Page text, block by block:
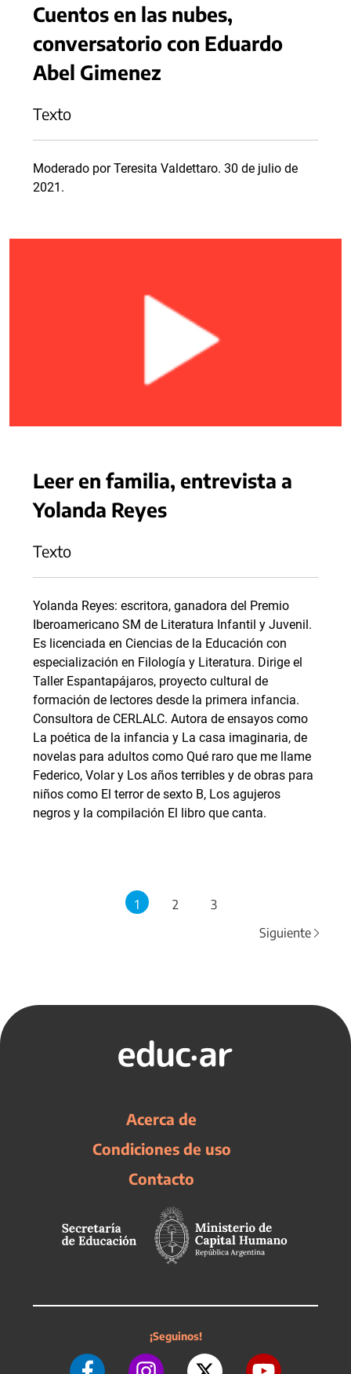
Cuentos en las nubes,
conversatorio con Eduardo
Abel Gimenez
Texto
Moderado por Teresita Valdettaro. 30 de julio de
2021.
Leer en familia, entrevista a
Yolanda Reyes
Texto
Yolanda Reyes: escritora, ganadora del Premio
Iberoamericano SM de Literatura Infantil y Juvenil.
Es licenciada en Ciencias de la Educación con
especialización en Filología y Literatura. Dirige el
Taller Espantapájaros, proyecto cultural de
formación de lectores desde la primera infancia.
Consultora de CERLALC. Autora de ensayos como
La poética de la infancia y La casa imaginaria, de
novelas para adultos como Qué raro que me llame
Federico, Volar y Los años terribles y de obras para
niños como El terror de sexto B, Los agujeros
negros y la compilación El libro que canta.
1 2
3
Siguiente
Acerca de
Condiciones de uso
Contacto
¡Seguinos!